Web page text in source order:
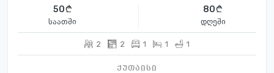
50
საათში
80
დღეში
2 2 1 1 1
ქუთაისი